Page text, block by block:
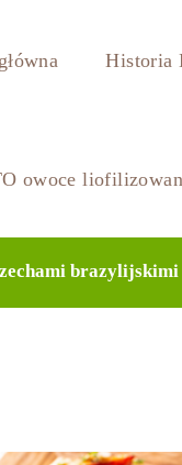
Historia
owoce
brazylijskimi